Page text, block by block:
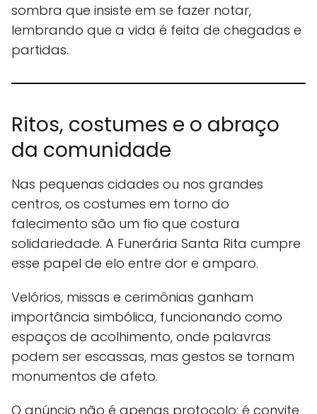
sombra que insiste em se fazer notar,
lembrando que a vida é feita de chegadas e
partidas.
Ritos, costumes e o abraço
da comunidade
Nas pequenas cidades ou nos grandes
centros, os costumes em torno do
falecimento são um fio que costura
solidariedade. A Funerária Santa Rita cumpre
esse papel de elo entre dor e amparo.
Velórios, missas e cerimônias ganham
importância simbólica, funcionando como
espaços de acolhimento, onde palavras
podem ser escassas, mas gestos se tornam
monumentos de afeto.
O anúncio não é apenas protocolo: é convite